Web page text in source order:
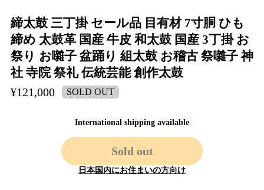
締太鼓 三丁掛 セール品 目有材 7寸胴 ひも
締め 太鼓革 国産 牛皮 和太鼓 国産 3丁掛 お
祭り お囃子 盆踊り 組太鼓 お稽古 祭囃子 神
社 寺院 祭礼 伝統芸能 創作太鼓
¥121,000 SOLD OUT
International shipping available
Sold out
日本国内にお住まいの方向け